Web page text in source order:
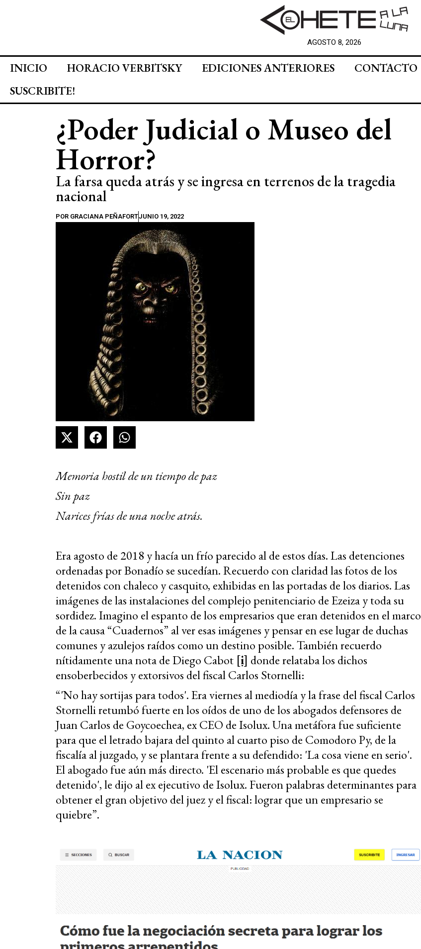
AGOSTO 8, 2026
INICIO HORACIO VERBITSKY EDICIONES ANTERIORES
CONTACTO
SUSCRIBITE!
¿Poder Judicial o Museo del
Horror?
La farsa queda atrás y se ingresa en terrenos de la tragedia
nacional
POR GRACIANA PEÑAFORTJUNIO 19, 2022
Memoria hostil de un tiempo de paz
Sin paz
Narices frías de una noche atrás.
Era agosto de 2018 y hacía un frío parecido al de estos días. Las detenciones
ordenadas por Bonadío se sucedían. Recuerdo con claridad las fotos de los
detenidos con chaleco y casquito, exhibidas en las portadas de los diarios. Las
imágenes de las instalaciones del complejo penitenciario de Ezeiza y toda su
sordidez. Imagino el espanto de los empresarios que eran detenidos en el marco
de la causa “Cuadernos” al ver esas imágenes y pensar en ese lugar de duchas
comunes y azulejos raídos como un destino posible. También recuerdo
nítidamente una nota de Diego Cabot [i] donde relataba los dichos
ensoberbecidos y extorsivos del fiscal Carlos Stornelli:
“'No hay sortijas para todos'. Era viernes al mediodía y la frase del fiscal Carlos
Stornelli retumbó fuerte en los oídos de uno de los abogados defensores de
Juan Carlos de Goycoechea, ex CEO de Isolux. Una metáfora fue suficiente
para que el letrado bajara del quinto al cuarto piso de Comodoro Py, de la
fiscalía al juzgado, y se plantara frente a su defendido: 'La cosa viene en serio'.
El abogado fue aún más directo. 'El escenario más probable es que quedes
detenido', le dijo al ex ejecutivo de Isolux. Fueron palabras determinantes para
obtener el gran objetivo del juez y el fiscal: lograr que un empresario se
quiebre”.